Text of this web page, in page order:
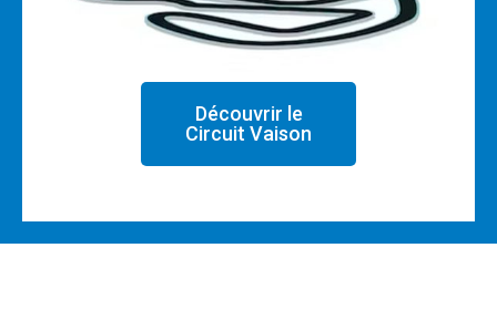
Découvrir le
Circuit Vaison